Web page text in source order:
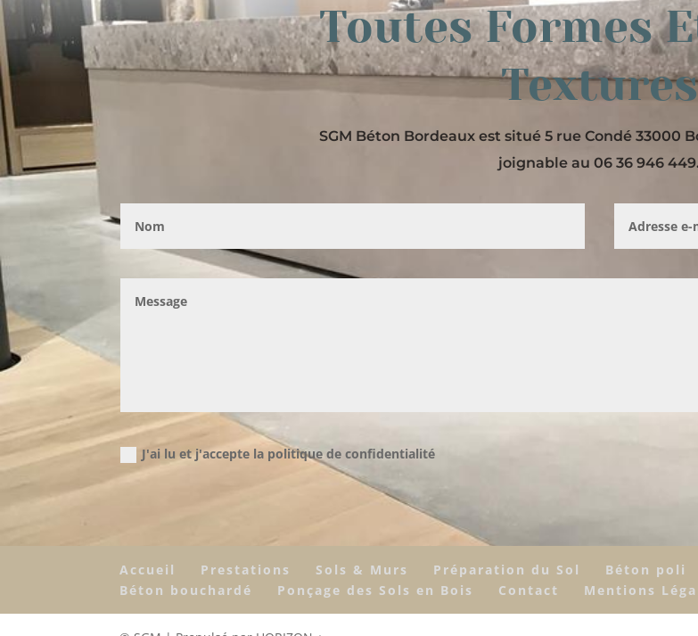
Toutes Formes
Textures
SGM Béton Bordeaux est situé 5 rue Condé 33000
joignable au 06 36 946 449.
J'ai lu et j'accepte la politique de confidentialité
Accueil Prestations Sols & Murs Préparation du Sol Béton poli
Béton bouchardé
Ponçage des Sols en Bois Contact Mentions